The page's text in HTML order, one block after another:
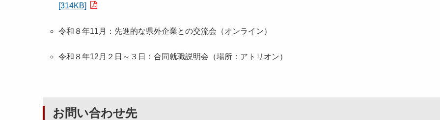
[314KB]
令和８年11月：先進的な県外企業との交流会（オンライン）
令和８年12月２日～３日：合同就職説明会（場所：アトリオン）
お問い合わせ先